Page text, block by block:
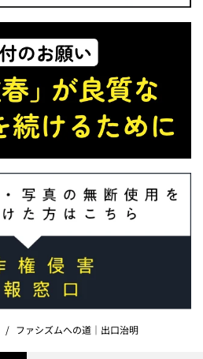
ファシズムへの道｜出口治明